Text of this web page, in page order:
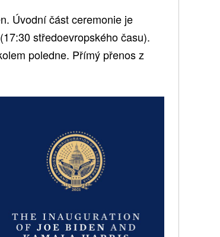
Úvodní část ceremonie je
středoevropského času).
poledne. Přímý přenos z